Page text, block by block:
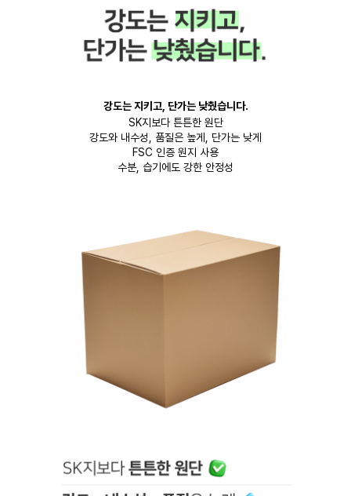
강도는 지키고, 단가는 낮췄습니다.
SK지보다 튼튼한 원단
강도와 내수성, 품질은 높게, 단가는 낮게
FSC 인증 원지 사용
수분, 습기에도 강한 안정성